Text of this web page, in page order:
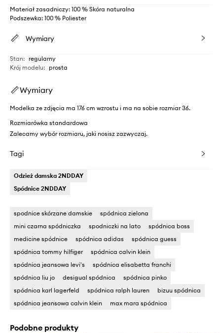
Materiał zasadniczy: 100 % Skóra naturalna
Podszewka: 100 % Poliester
Wymiary
Stan: regularny
Krój modelu: prosta
Wymiary
Modelka ze zdjęcia ma 176 cm wzrostu i ma na sobie rozmiar 36.
Rozmiarówka standardowa
Zalecamy wybór rozmiaru, jaki nosisz zazwyczaj.
Tagi
Odzież damska 2NDDAY
Spódnice 2NDDAY
spodnice skórzane damskie
spódnica zielona
mini czarna spódniczka
spodniczki na lato
spódnica boss
medicine spódnice
spódnica adidas
spódnica guess
spódnica tommy hilfiger
spódnica calvin klein
spódnica jeansowa levi's
spódnica elisabetta franchi
spódnica liu jo
desigual spódnica
spódnica pinko
spódnica karl lagerfeld
spódnica ralph lauren
bizuu spódnica
spódnica jeansowa calvin klein
max mara spódnica
Podobne produkty